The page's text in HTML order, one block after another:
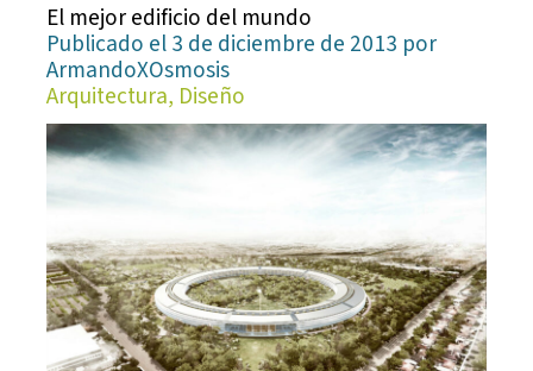
El mejor edificio del mundo
Publicado el 3 de diciembre de 2013 por
ArmandoXOsmosis
Arquitectura, Diseño